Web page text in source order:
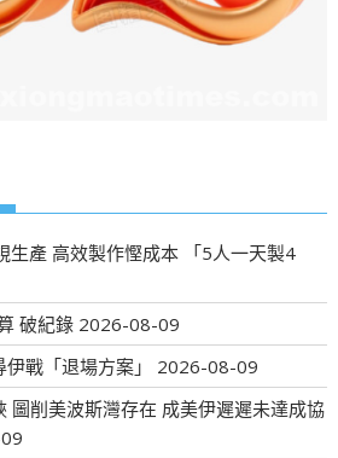
生產 高效製作慳成本 「5人一天製4
破紀錄 2026-08-09
戰「退場方案」
2026-08-09
圖削美波斯灣存在 成美伊遲遲未達成協